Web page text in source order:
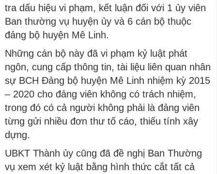
tra dấu hiệu vi phạm, kết luận đối với 1 ủy viên
Ban thường vụ huyện ủy và 6 cán bộ thuộc
đảng bộ huyện Mê Linh.
Những cán bộ này đã vi phạm kỷ luật phát
ngôn, cung cấp thông tin, tài liệu liên quan nhân
sự BCH Đảng bộ huyện Mê Linh nhiệm kỳ 2015
– 2020 cho đảng viên không có trách nhiệm,
trong đó có cả người không phải là đảng viên
từng gửi nhiều đơn thư tố cáo, thiếu tính xây
dựng.
UBKT Thành ủy cũng đã đề nghị Ban Thường
vụ xem xét kỷ luật bằng hình thức cắt tất cả